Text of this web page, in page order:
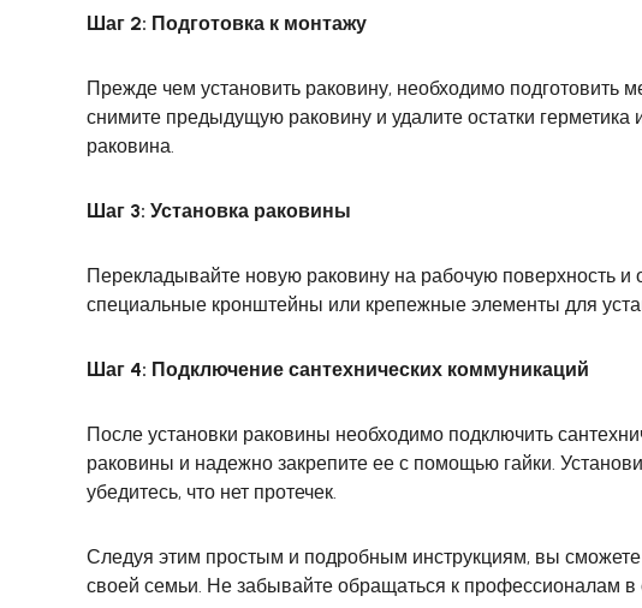
Шаг 2: Подготовка к монтажу
Прежде чем установить раковину, необходимо подготовить
снимите предыдущую раковину и удалите остатки
раковина.
Шаг 3: Установка раковины
Перекладывайте новую раковину на рабочую поверхность и
специальные кронштейны или крепежные элементы для
Шаг 4: Подключение сантехнических коммуникаций
После установки раковины необходимо подключить
раковины и надежно закрепите ее с помощью гайки.
убедитесь, что нет протечек.
Следуя этим простым и подробным инструкциям, вы
своей семьи. Не забывайте обращаться к профессионалам